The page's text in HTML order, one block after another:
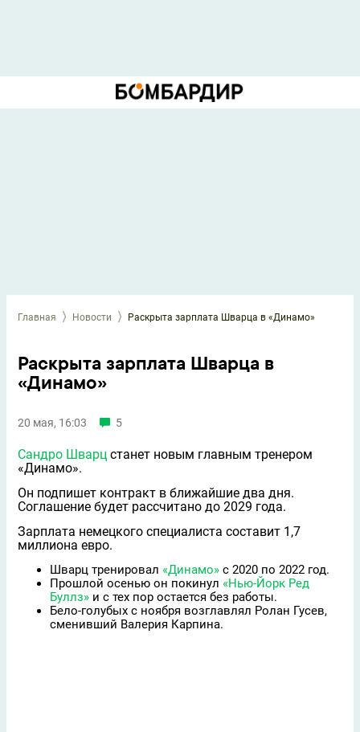
Главная Новости Раскрыта зарплата Шварца в «Динамо»
Раскрыта зарплата Шварца в
«Динамо»
20 мая, 16:03 5
Сандро Шварц станет новым главным тренером
«Динамо».
Он подпишет контракт в ближайшие два дня.
Соглашение будет рассчитано до 2029 года.
Зарплата немецкого специалиста составит 1,7
миллиона евро.
Шварц тренировал «Динамо» с 2020 по 2022 год.
Прошлой осенью он покинул «Нью-Йорк Ред
Буллз» и с тех пор остается без работы.
Бело-голубых с ноября возглавлял Ролан Гусев,
сменивший Валерия Карпина.